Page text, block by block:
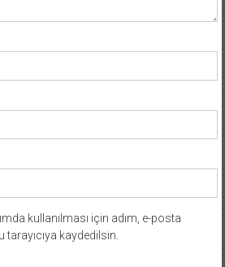
kullanılması için adım, e-posta
kaydedilsin.